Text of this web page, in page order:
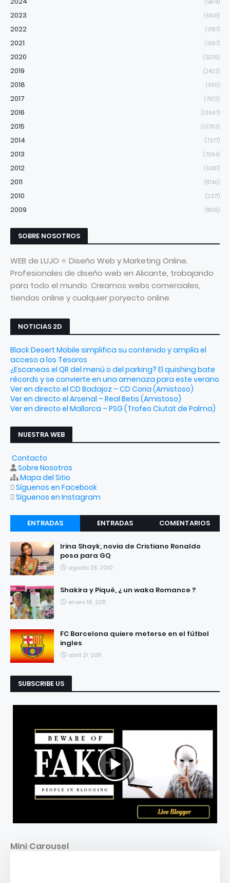
(5874)
2023 (6601)
2022 (3197)
2021 (3167)
2020 (5209)
2019 (2423)
2018 (6110)
2017 (7573)
2016 (13667)
2015 (13763)
2014 (7377)
2013 (7064)
2012 (6087)
2011 (8740)
2010 (2371)
2009 (1836)
SOBRE NOSOTROS
WEB de LUJO ⭐ Diseño Web y Marketing Online.
Profesionales de diseño web en Alicante, trabajando
para todo el mundo. Creamos webs comerciales,
tiendas online y cualquier poryecto online
NOTICIAS 2D
Black Desert Mobile simplifica su contenido y amplía el
acceso a los Tesoros
¿Escaneas el QR del menú o del parking? El quishing bate
récords y se convierte en una amenaza para este verano
Ver en directo el CD Badajoz – CD Coria (Amistoso)
Ver en directo el Arsenal – Real Betis (Amistoso)
Ver en directo el Mallorca – PSG (Trofeo Ciutat de Palma)
NUESTRA WEB
Contacto
Sobre Nosotros
Mapa del Sitio
Síguenos en Facebook
Síguenos en Instagram
ENTRADAS
RECIENTES
ENTRADAS
COMENTARIOS
Irina Shayk, novia de Cristiano Ronaldo
posa para GQ
agosto 25, 2010
Shakira y Piqué, ¿ un waka Romance ?
enero 16, 2011
FC Barcelona quiere meterse en el fútbol
ingles
abril 21, 2011
SUBSCRIBE US
Mini Carousel